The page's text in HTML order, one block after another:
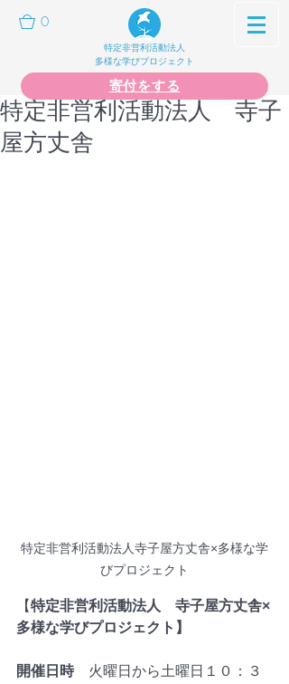
0
特定非営利活動法人
多様な学びプロジェクト
寄付をする
特定非営利活動法人 寺子
屋方丈舎
特定非営利活動法人寺子屋方丈舎×多様な学
びプロジェクト
【特定非営利活動法人　寺子屋方丈舎×
多様な学びプロジェクト】
開催日時 火曜日から土曜日１０：３